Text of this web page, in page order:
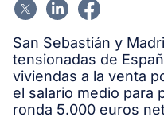
San Sebastián y
tensionadas de
viviendas a la venta
el salario medio para
ronda 5.000 euros